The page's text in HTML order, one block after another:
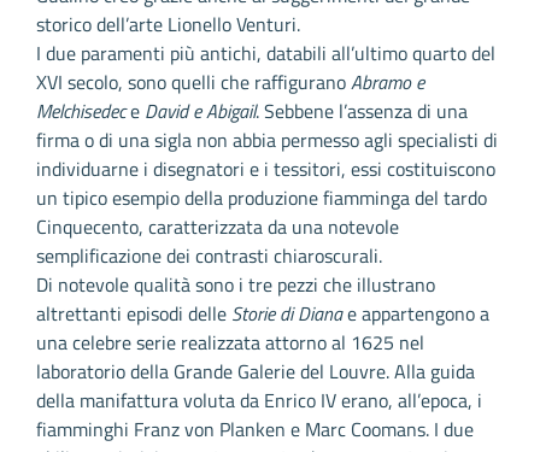
storico dell’arte Lionello Venturi.
I due paramenti più antichi, databili all’ultimo quarto del
XVI secolo, sono quelli che raffiguranoAbramo e
Melchisedece David e Abigail. Sebbene l’assenza di una
firma o di una sigla non abbia permesso agli specialisti di
individuarne i disegnatori e i tessitori, essi costituiscono
un tipico esempio della produzione fiamminga del tardo
Cinquecento, caratterizzata da una notevole
semplificazione dei contrasti chiaroscurali.
Di notevole qualità sono i tre pezzi che illustrano
altrettanti episodi delle Storie di Dianae appartengono a
una celebre serie realizzata attorno al 1625 nel
laboratorio della Grande Galerie del Louvre. Alla guida
della manifattura voluta da Enrico IV erano, all’epoca, i
fiamminghi Franz von Planken e Marc Coomans. I due